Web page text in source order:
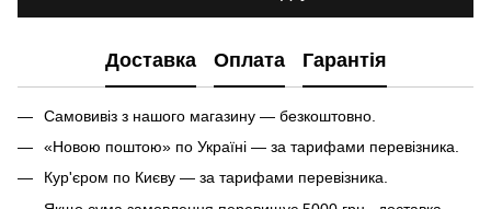
Доставка Оплата Гарантія
Самовивіз з нашого магазину — безкоштовно.
«Новою поштою» по Україні — за тарифами перевізника.
Кур'єром по Києву — за тарифами перевізника.